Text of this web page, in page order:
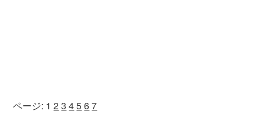
ページ: 1 23 4567